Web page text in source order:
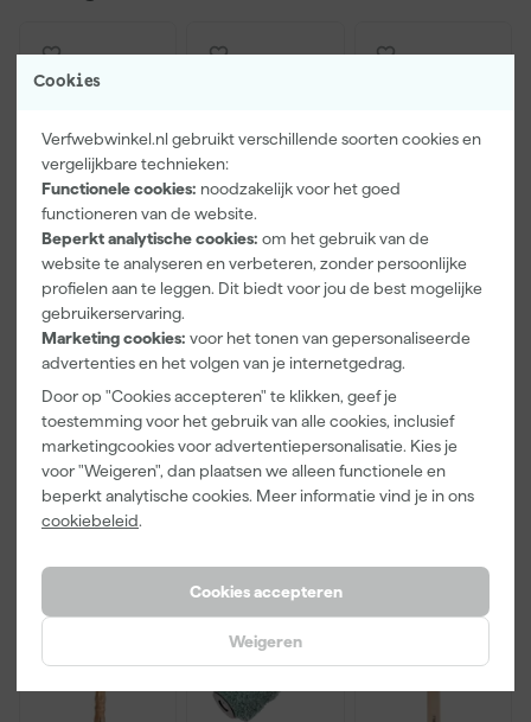
Cookies
Verfwebwinkel.nl gebruikt verschillende soorten cookies en
vergelijkbare technieken:
Functionele cookies: noodzakelijk voor het goed
functioneren van de website.
Beperkt analytische cookies: om het gebruik van de
website te analyseren en verbeteren, zonder persoonlijke
profielen aan te leggen. Dit biedt voor jou de best mogelijke
gebruikerservaring.
Marketing cookies: voor het tonen van gepersonaliseerde
advertenties en het volgen van je internetgedrag.
Door op "Cookies accepteren" te klikken, geef je
toestemming voor het gebruik van alle cookies, inclusief
marketingcookies voor advertentiepersonalisatie. Kies je
voor "Weigeren", dan plaatsen we alleen functionele en
beperkt analytische cookies. Meer informatie vind je in ons
cookiebeleid.
Cookies accepteren
Weigeren
Paintura
Lucamax
Washi tape -
50mx24mm
Maandag
Adviesprijs 6,00
3,99
incl. BTW
Farrow & Ball
F&B
r
Maandag
22,00
incl. BTW
Klingspor
Schuurblok
m Sk 500
P220
Maandag
1,39
incl. BTW